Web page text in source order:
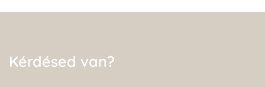
Kérdésed van?